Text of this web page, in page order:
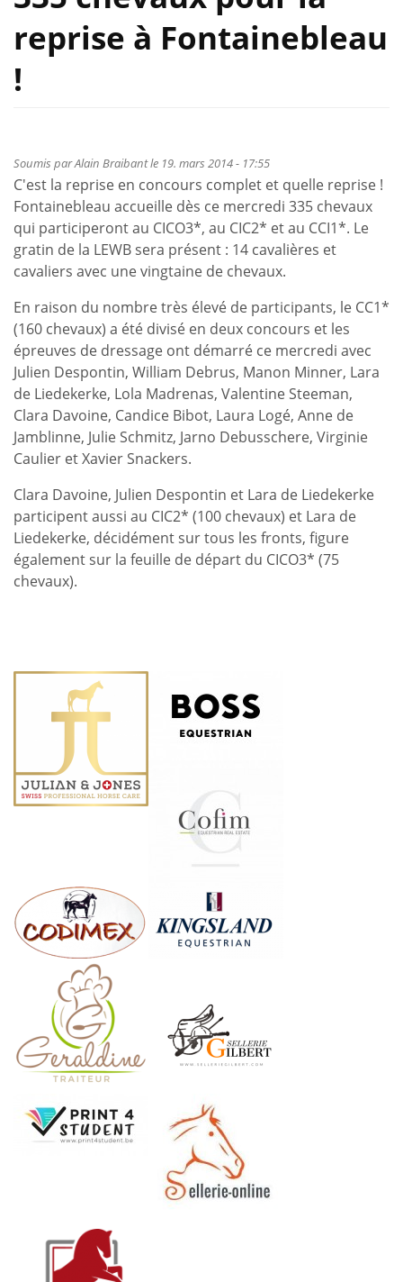
reprise à Fontainebleau
!
Soumis parAlain Braibantle 19. mars 2014 - 17:55
C'est la reprise en concours complet et quelle reprise !
Fontainebleau accueille dès ce mercredi 335 chevaux
qui participeront au CICO3*, au CIC2* et au CCI1*. Le
gratin de la LEWB sera présent : 14 cavalières et
cavaliers avec une vingtaine de chevaux.
En raison du nombre très élevé de participants, le CC1*
(160 chevaux) a été divisé en deux concours et les
épreuves de dressage ont démarré ce mercredi avec
Julien Despontin, William Debrus, Manon Minner, Lara
de Liedekerke, Lola Madrenas, Valentine Steeman,
Clara Davoine, Candice Bibot, Laura Logé, Anne de
Jamblinne, Julie Schmitz, Jarno Debusschere, Virginie
Caulier et Xavier Snackers.
Clara Davoine, Julien Despontin et Lara de Liedekerke
participent aussi au CIC2* (100 chevaux) et Lara de
Liedekerke, décidément sur tous les fronts, figure
également sur la feuille de départ du CICO3* (75
chevaux).